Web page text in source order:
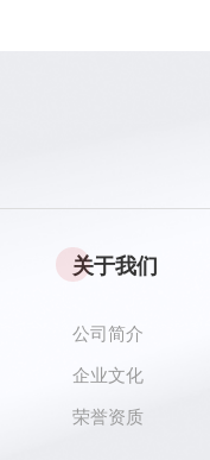
关于我们
公司简介
企业文化
荣誉资质